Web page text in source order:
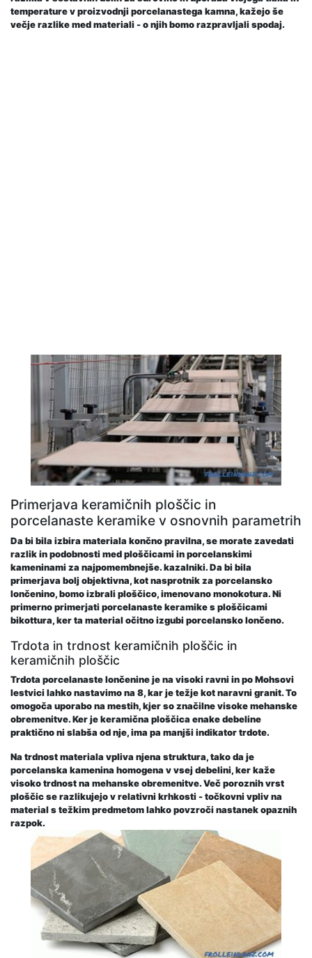
temperature v proizvodnji porcelanastega kamna, kažejo še
večje razlike med materiali - o njih bomo razpravljali spodaj.
Primerjava keramičnih ploščic in
porcelanaste keramike v osnovnih parametrih
Da bi bila izbira materiala končno pravilna, se morate zavedati
razlik in podobnosti med ploščicami in porcelanskimi
kameninami za najpomembnejše. kazalniki. Da bi bila
primerjava bolj objektivna, kot nasprotnik za porcelansko
lončenino, bomo izbrali ploščico, imenovano monokotura. Ni
primerno primerjati porcelanaste keramike s ploščicami
bikottura, ker ta material očitno izgubi porcelansko lončeno.
Trdota in trdnost keramičnih ploščic in
keramičnih ploščic
Trdota porcelanaste lončenine je na visoki ravni in po Mohsovi
lestvici lahko nastavimo na 8, kar je težje kot naravni granit. To
omogoča uporabo na mestih, kjer so značilne visoke mehanske
obremenitve. Ker je keramična ploščica enake debeline
praktično ni slabša od nje, ima pa manjši indikator trdote.
Na trdnost materiala vpliva njena struktura, tako da je
porcelanska kamenina homogena v vsej debelini, ker kaže
visoko trdnost na mehanske obremenitve. Več poroznih vrst
ploščic se razlikujejo v relativni krhkosti - točkovni vpliv na
material s težkim predmetom lahko povzroči nastanek opaznih
razpok.